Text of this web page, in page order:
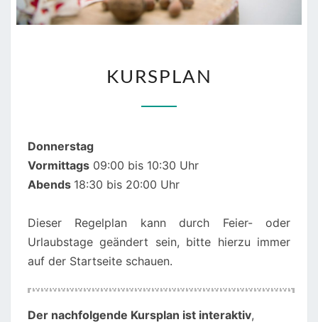
KURSPLAN
Donnerstag
Vormittags 09:00 bis 10:30 Uhr
Abends 18:30 bis 20:00 Uhr
Dieser Regelplan kann durch Feier- oder
Urlaubstage geändert sein, bitte hierzu immer
auf der Startseite schauen.
Der nachfolgende Kursplan ist interaktiv,